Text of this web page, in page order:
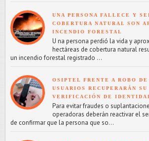
UNA PERSONA FALLECE Y
COBERTURA NATURAL SON
INCENDIO FORESTAL
U na persona perdió la vida y
hectáreas de cobertura natural
un incendio forestal registrado ...
OSIPTEL FRENTE A ROBO
USUARIOS RECUPERARÁN
VERIFICACIÓN DE
Para evitar fraudes o
operadoras deberán reactivar el
de confirmar que la persona que so...